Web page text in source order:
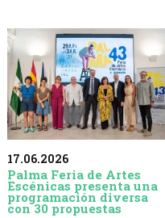
17.06.2026
Palma Feria de Artes
Escénicas presenta una
programación diversa
con 30 propuestas